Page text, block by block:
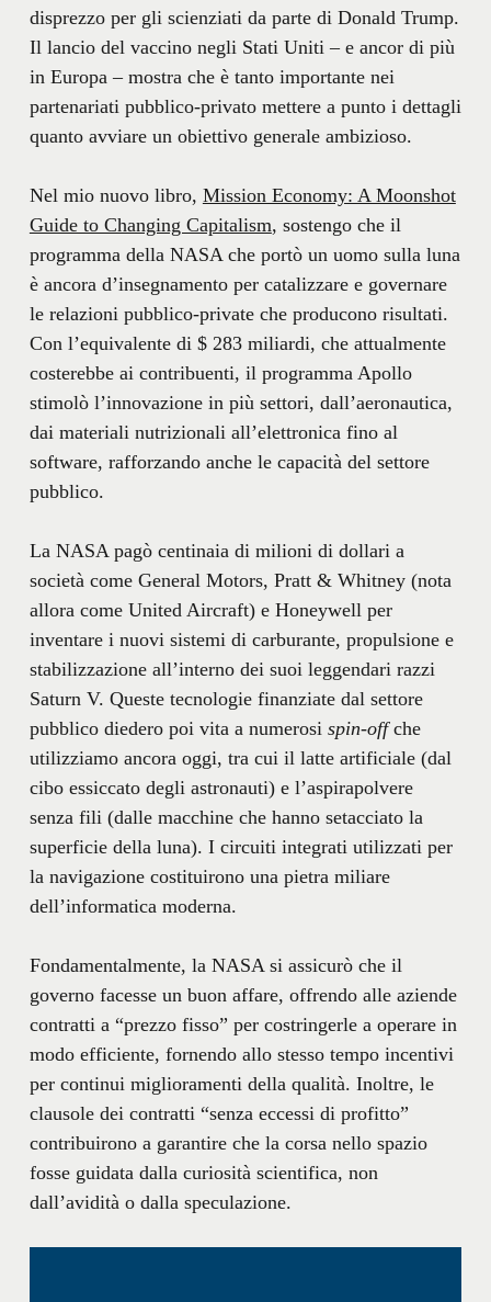
disprezzo per gli scienziati da parte di Donald Trump.
Il lancio del vaccino negli Stati Uniti – e ancor di più
in Europa – mostra che è tanto importante nei
partenariati pubblico-privato mettere a punto i dettagli
quanto avviare un obiettivo generale ambizioso.
Nel mio nuovo libro, Mission Economy: A Moonshot
Guide to Changing Capitalism, sostengo che il
programma della NASA che portò un uomo sulla luna
è ancora d’insegnamento per catalizzare e governare
le relazioni pubblico-private che producono risultati.
Con l’equivalente di $ 283 miliardi, che attualmente
costerebbe ai contribuenti, il programma Apollo
stimolò l’innovazione in più settori, dall’aeronautica,
dai materiali nutrizionali all’elettronica fino al
software, rafforzando anche le capacità del settore
pubblico.
La NASA pagò centinaia di milioni di dollari a
società come General Motors, Pratt & Whitney (nota
allora come United Aircraft) e Honeywell per
inventare i nuovi sistemi di carburante, propulsione e
stabilizzazione all’interno dei suoi leggendari razzi
Saturn V. Queste tecnologie finanziate dal settore
pubblico diedero poi vita a numerosi spin-offche
utilizziamo ancora oggi, tra cui il latte artificiale (dal
cibo essiccato degli astronauti) e l’aspirapolvere
senza fili (dalle macchine che hanno setacciato la
superficie della luna). I circuiti integrati utilizzati per
la navigazione costituirono una pietra miliare
dell’informatica moderna.
Fondamentalmente, la NASA si assicurò che il
governo facesse un buon affare, offrendo alle aziende
contratti a “prezzo fisso” per costringerle a operare in
modo efficiente, fornendo allo stesso tempo incentivi
per continui miglioramenti della qualità. Inoltre, le
clausole dei contratti “senza eccessi di profitto”
contribuirono a garantire che la corsa nello spazio
fosse guidata dalla curiosità scientifica, non
dall’avidità o dalla speculazione.